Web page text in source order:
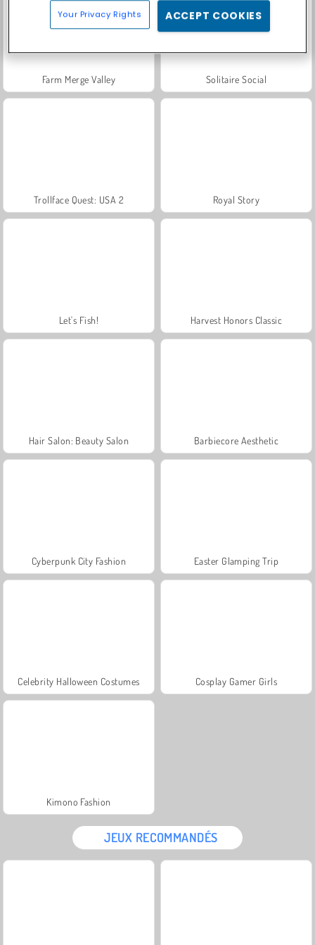
Farm Merge Valley Solitaire Social
Trollface Quest: USA 2 Royal Story
Let's Fish! Harvest Honors Classic
Hair Salon: Beauty Salon Barbiecore Aesthetic
Cyberpunk City Fashion Easter Glamping Trip
Celebrity Halloween Costumes Cosplay Gamer Girls
Kimono Fashion
JEUX RECOMMANDÉS
Your Privacy Rights ACCEPT COOKIES